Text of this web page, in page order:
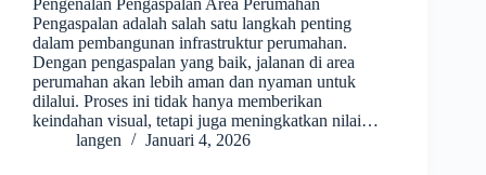
Pengenalan Pengaspalan Area Perumahan
Pengaspalan adalah salah satu langkah penting
dalam pembangunan infrastruktur perumahan.
Dengan pengaspalan yang baik, jalanan di area
perumahan akan lebih aman dan nyaman untuk
dilalui. Proses ini tidak hanya memberikan
keindahan visual, tetapi juga meningkatkan nilai…
langen
Januari 4, 2026